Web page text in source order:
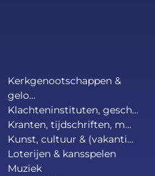
Kerkgenootschappen &
gelo...
Klachteninstituten, gesch...
Kranten, tijdschriften, m...
Kunst, cultuur & (vakanti...
Loterijen & kansspelen
Muziek